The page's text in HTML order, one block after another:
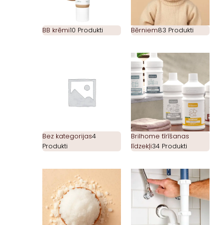
BB krēmi10 Produkti Bērniem83 Produkti
Bez kategorijas4
Produkti
Brilhome tīrīšanas
līdzekļi34 Produkti